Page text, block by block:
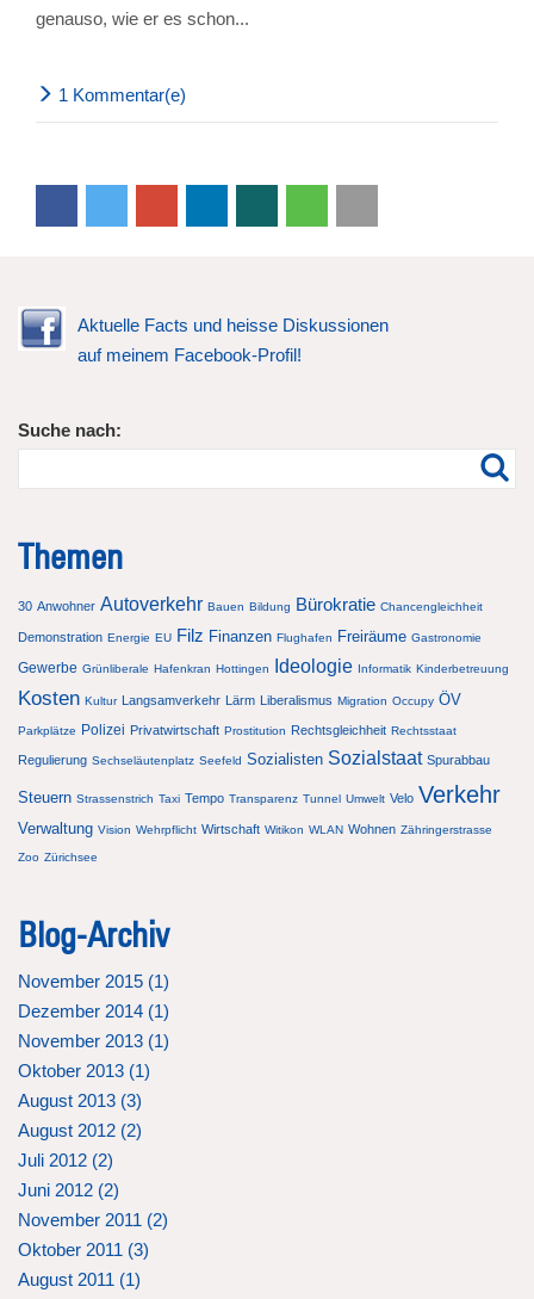
genauso, wie er es schon...
1 Kommentar(e)
Aktuelle Facts und heisse Diskussionen
auf meinem Facebook-Profil!
Suche nach:
Themen
30 Anwohner Autoverkehr Bauen Bildung Bürokratie Chancengleichheit
Demonstration Energie EU Filz Finanzen Flughafen Freiräume Gastronomie
Gewerbe Grünliberale Hafenkran Hottingen Ideologie Informatik Kinderbetreuung
Kosten Kultur Langsamverkehr Lärm Liberalismus Migration Occupy ÖV
Parkplätze Polizei Privatwirtschaft Prostitution Rechtsgleichheit Rechtsstaat
Regulierung Sechseläutenplatz Seefeld Sozialisten Sozialstaat Spurabbau
Steuern Strassenstrich Taxi Tempo Transparenz Tunnel Umwelt Velo Verkehr
Verwaltung Vision Wehrpflicht Wirtschaft Witikon WLAN Wohnen Zähringerstrasse
Zoo Zürichsee
Blog-Archiv
November 2015 (1)
Dezember 2014 (1)
November 2013 (1)
Oktober 2013 (1)
August 2013 (3)
August 2012 (2)
Juli 2012 (2)
Juni 2012 (2)
November 2011 (2)
Oktober 2011 (3)
August 2011 (1)